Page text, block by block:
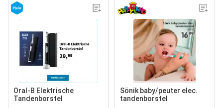
Oral-B Elektrische
Tandenborstel
Sönik baby/peuter elec.
tandenborstel